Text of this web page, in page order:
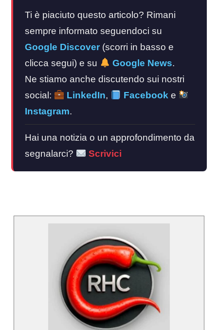
Ti è piaciuto questo articolo? Rimani
sempre informato seguendoci su
Google Discover (scorri in basso e
clicca segui) e su
Google News.
Ne stiamo anche discutendo sui nostri
social:
LinkedIn, Facebook e
Instagram.
Hai una notizia o un approfondimento da
segnalarci?
Scrivici